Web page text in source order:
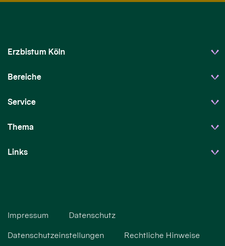
Erzbistum Köln
Bereiche
Service
Thema
Links
Impressum Datenschutz
Datenschutzeinstellungen Rechtliche Hinweise